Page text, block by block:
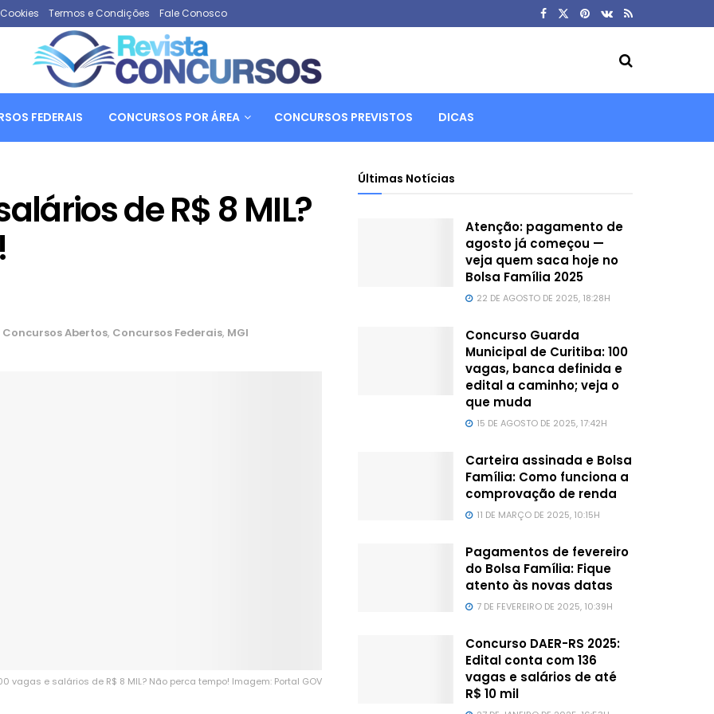
Termos e Condições Fale Conosco
FEDERAIS CONCURSOS POR ÁREA CONCURSOS PREVISTOS DICAS
de R$ 8 MIL?
Concursos Abertos, Concursos Federais, MGI
vagas e salários de R$ 8 MIL? Não perca tempo! Imagem: Portal GOV
Últimas Notícias
Atenção: pagamento de
agosto já começou —
veja quem saca hoje no
Bolsa Família 2025
22 DE AGOSTO DE 2025, 18:28H
Concurso Guarda
Municipal de Curitiba: 100
vagas, banca definida e
edital a caminho; veja o
que muda
15 DE AGOSTO DE 2025, 17:42H
Carteira assinada e Bolsa
Família: Como funciona a
comprovação de renda
11 DE MARÇO DE 2025, 10:15H
Pagamentos de fevereiro
do Bolsa Família: Fique
atento às novas datas
7 DE FEVEREIRO DE 2025, 10:39H
Concurso DAER-RS 2025:
Edital conta com 136
vagas e salários de até
R$ 10 mil